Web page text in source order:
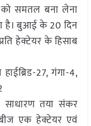
समतल बना लेना
है। बुआई के 20 दिन
हेक्टेयर के हिसाब
27, गंगा-4,
साधारण तया संकर
बीज एक हेक्टेयर एवं